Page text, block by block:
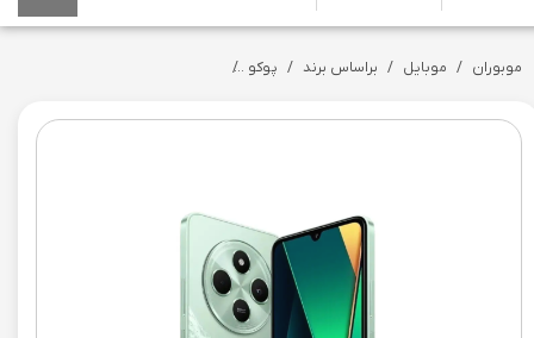
خروج از حساب کاربری
موبوران موبایل براساس برند پوکو